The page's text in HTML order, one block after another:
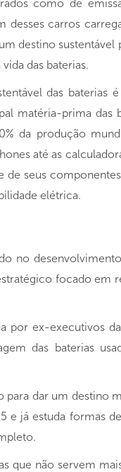
como de
carros
destino
das baterias.
das
matéria-prima das
da produção
até as
de seus
elétrica.
no
focado em
por ex-executivos
das baterias
dar um destino
e já estuda formas
que não servem